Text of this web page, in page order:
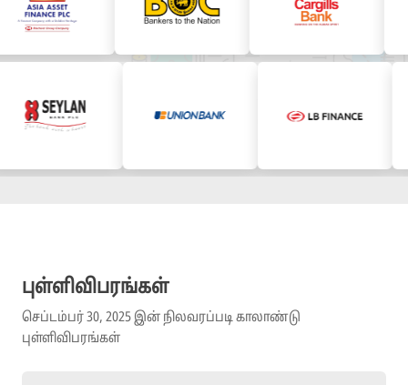
புள்ளிவிபரங்கள்
செப்டம்பர் 30, 2025 இன் நிலவரப்படி காலாண்டு
புள்ளிவிபரங்கள்